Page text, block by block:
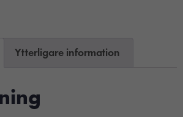
Ytterligare information